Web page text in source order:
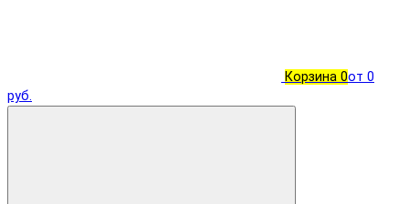
Корзина 0от 0
руб.